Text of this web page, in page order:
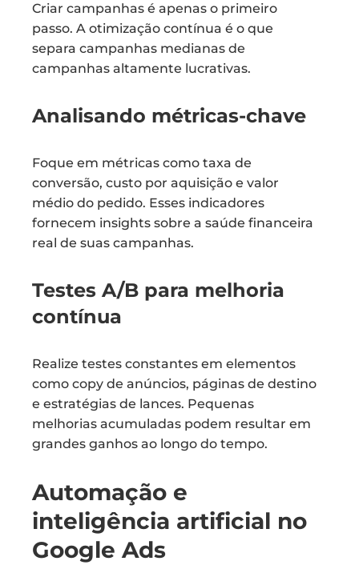
Criar campanhas é apenas o primeiro
passo. A otimização contínua é o que
separa campanhas medianas de
campanhas altamente lucrativas.
Analisando métricas-chave
Foque em métricas como taxa de
conversão, custo por aquisição e valor
médio do pedido. Esses indicadores
fornecem insights sobre a saúde financeira
real de suas campanhas.
Testes A/B para melhoria
contínua
Realize testes constantes em elementos
como copy de anúncios, páginas de destino
e estratégias de lances. Pequenas
melhorias acumuladas podem resultar em
grandes ganhos ao longo do tempo.
Automação e
inteligência artificial no
Google Ads